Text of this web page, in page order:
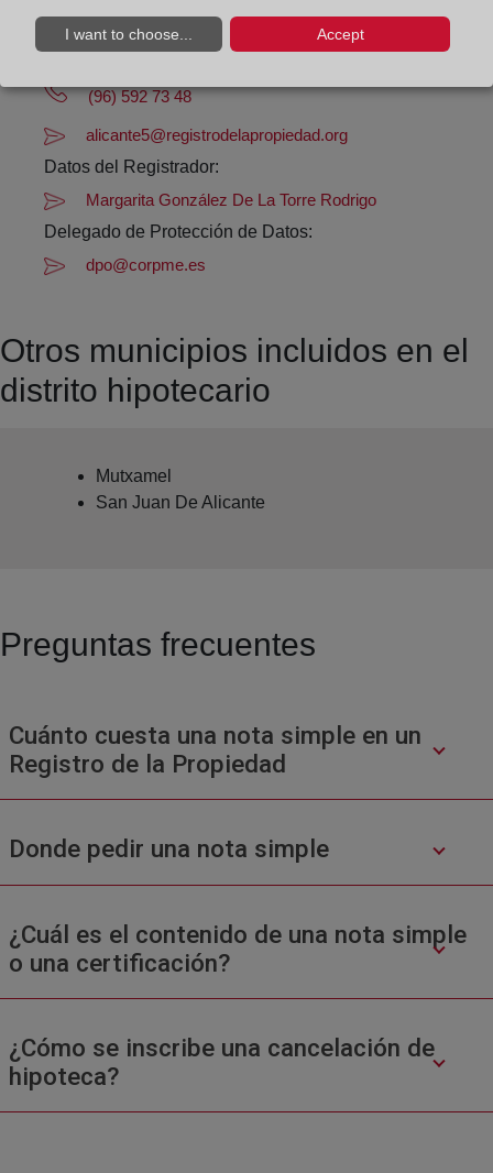
(96) 592 73 48
alicante5@registrodelapropiedad.org
Datos del Registrador:
Margarita González De La Torre Rodrigo
Delegado de Protección de Datos:
dpo@corpme.es
Otros municipios incluidos en el
distrito hipotecario
Mutxamel
San Juan De Alicante
Preguntas frecuentes
Cuánto cuesta una nota simple en un
Registro de la Propiedad
Donde pedir una nota simple
¿Cuál es el contenido de una nota simple
o una certificación?
¿Cómo se inscribe una cancelación de
hipoteca?
I want to choose... Accept